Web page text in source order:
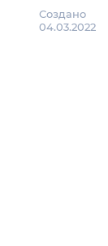
Создано
04.03.2022